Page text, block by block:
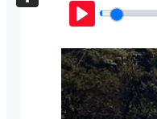
Play